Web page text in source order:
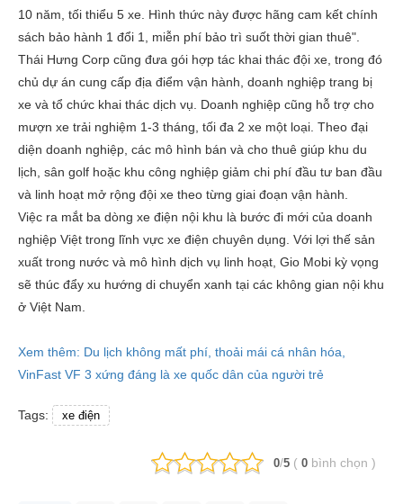
10 năm, tối thiểu 5 xe. Hình thức này được hãng cam kết chính
sách bảo hành 1 đổi 1, miễn phí bảo trì suốt thời gian thuê".
Thái Hưng Corp cũng đưa gói hợp tác khai thác đội xe, trong đó
chủ dự án cung cấp địa điểm vận hành, doanh nghiệp trang bị
xe và tổ chức khai thác dịch vụ. Doanh nghiệp cũng hỗ trợ cho
mượn xe trải nghiệm 1-3 tháng, tối đa 2 xe một loại. Theo đại
diện doanh nghiệp, các mô hình bán và cho thuê giúp khu du
lịch, sân golf hoặc khu công nghiệp giảm chi phí đầu tư ban đầu
và linh hoạt mở rộng đội xe theo từng giai đoạn vận hành.
Việc ra mắt ba dòng xe điện nội khu là bước đi mới của doanh
nghiệp Việt trong lĩnh vực xe điện chuyên dụng. Với lợi thế sản
xuất trong nước và mô hình dịch vụ linh hoạt, Gio Mobi kỳ vọng
sẽ thúc đẩy xu hướng di chuyển xanh tại các không gian nội khu
ở Việt Nam.
Xem thêm: Du lịch không mất phí, thoải mái cá nhân hóa,
VinFast VF 3 xứng đáng là xe quốc dân của người trẻ
Tags: xe điện
0/5 ( 0 bình chọn )